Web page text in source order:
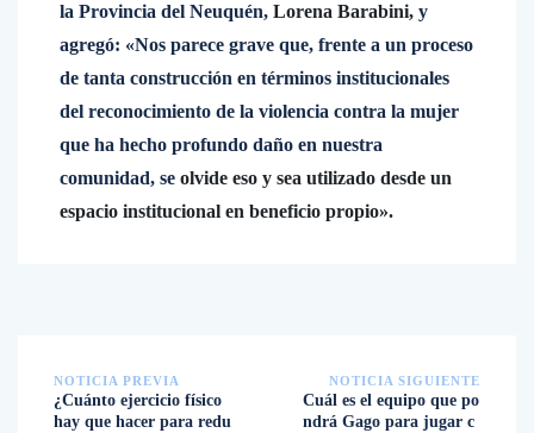
la Provincia del Neuquén, Lorena Barabini, y
agregó: «Nos parece grave que, frente a un proceso
de tanta construcción en términos institucionales
del reconocimiento de la violencia contra la mujer
que ha hecho profundo daño en nuestra
comunidad, se olvide eso y sea utilizado desde un
espacio institucional en beneficio propio».
NOTICIA PREVIA
¿Cuánto ejercicio físico
hay que hacer para redu
NOTICIA SIGUIENTE
Cuál es el equipo que po
ndrá Gago para jugar c